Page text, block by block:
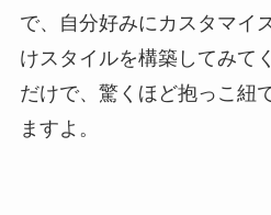
で、自分好みにカスタマイ
けスタイルを構築してみて
だけで、驚くほど抱っこ紐
ますよ。